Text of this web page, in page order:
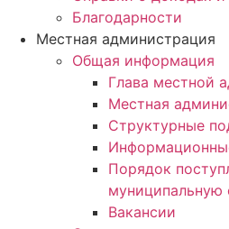
Благодарности
Местная администрация
Общая информация
Глава местной
Местная
Структурные
Порядок
муниципальную
Вакансии